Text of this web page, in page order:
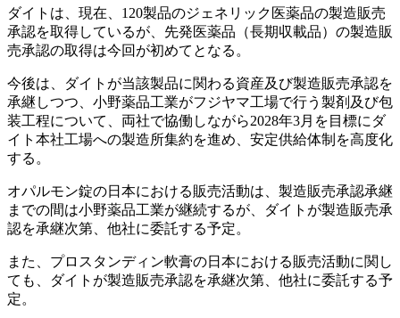
ダイトは、現在、120製品のジェネリック医薬品の製造販売
承認を取得しているが、先発医薬品（長期収載品）の製造販
売承認の取得は今回が初めてとなる。
今後は、ダイトが当該製品に関わる資産及び製造販売承認を
承継しつつ、小野薬品工業がフジヤマ工場で行う製剤及び包
装工程について、両社で協働しながら2028年3月を目標にダ
イト本社工場への製造所集約を進め、安定供給体制を高度化
する。
オパルモン錠の日本における販売活動は、製造販売承認承継
までの間は小野薬品工業が継続するが、ダイトが製造販売承
認を承継次第、他社に委託する予定。
また、プロスタンディン軟膏の日本における販売活動に関し
ても、ダイトが製造販売承認を承継次第、他社に委託する予
定。